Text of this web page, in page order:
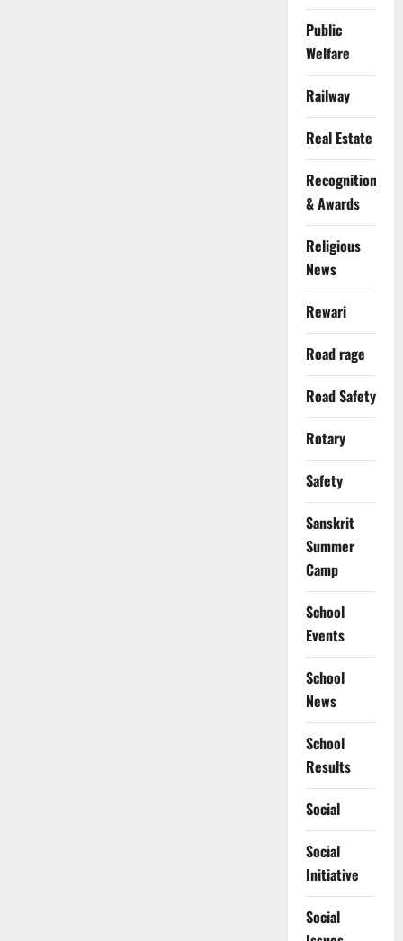
Public
Welfare
Railway
Real Estate
Recognition
& Awards
Religious
News
Rewari
Road rage
Road Safety
Rotary
Safety
Sanskrit
Summer
Camp
School
Events
School
News
School
Results
Social
Social
Initiative
Social